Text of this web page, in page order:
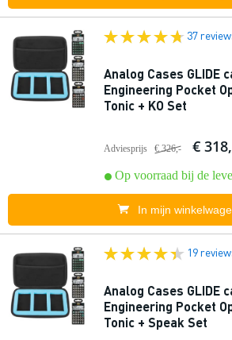
37
Analog Cases GLIDE
Engineering Pocket
Tonic + KO Set
Adviesprijs € 326,- €
Op voorraad bij de
In mijn
19
Analog Cases GLIDE
Engineering Pocket
Tonic + Speak Set